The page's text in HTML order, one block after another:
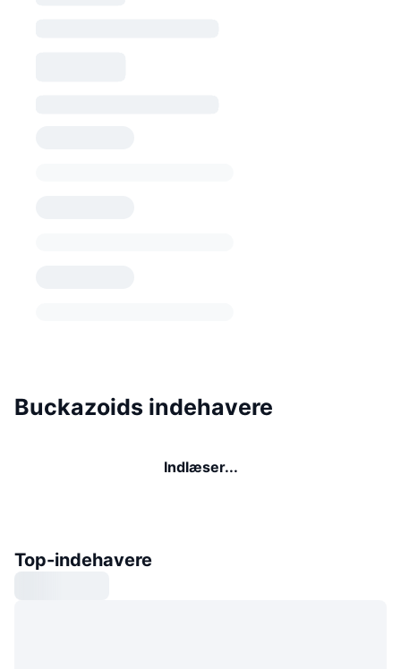
Buckazoids indehavere
Indlæser...
Top-indehavere